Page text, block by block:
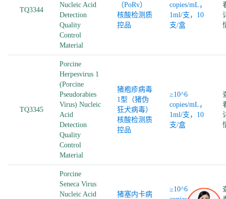
TQ3344
Nucleic Acid
Detection
Quality
Control
Material
（PoRv）
核酸检测质
控品
copies/mL，
1ml/支，10
支/盒
TQ3345
Porcine
Herpesvirus 1
(Porcine
Pseudorabies
Virus) Nucleic
Acid
Detection
Quality
Control
Material
猪疱疹病毒
1型（猪伪
狂犬病毒）
核酸检测质
控品
≥10^6
copies/mL，
1ml/支，10
支/盒
Porcine
Seneca Virus
Nucleic Acid
猪塞内卡病
≥10^6